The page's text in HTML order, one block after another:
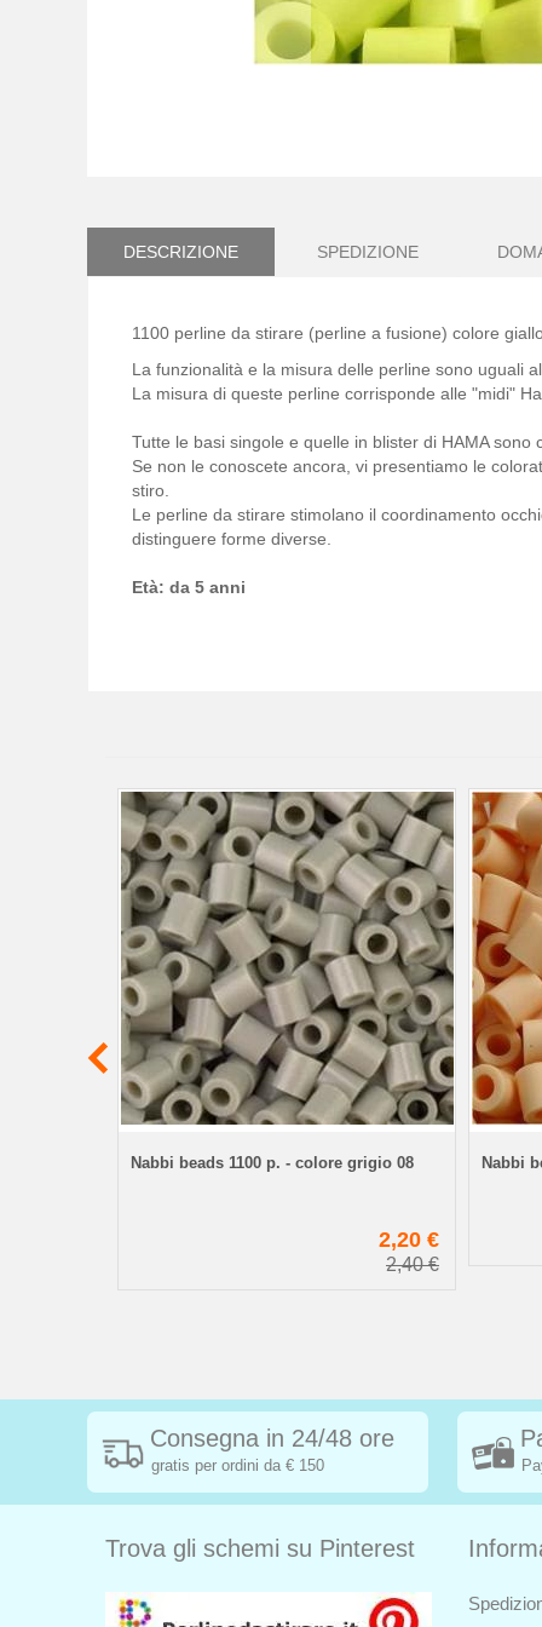
galleria
DESCRIZIONE
1100 perline da stirare (perline a fusione) colore
La funzionalità e la misura delle perline sono uguali
La misura di queste perline corrisponde alle "midi"
Tutte le basi singole e quelle in blister di HAMA sono
Se non le conoscete ancora, vi presentiamo le
stiro.
Le perline da stirare stimolano il coordinamento
distinguere forme diverse.
Età: da 5 anni
SPEDIZIONE
Nabbi beads 1100 p. - colore grigio 08
2,20 €
2,40 €
Nabbi
Consegna in 24/48 ore
gratis per ordini da € 150
Trova gli schemi su Pinterest